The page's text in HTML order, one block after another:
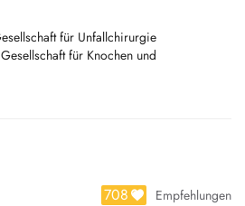
für Unfallchirurgie
für Knochen und
708 Empfehlungen